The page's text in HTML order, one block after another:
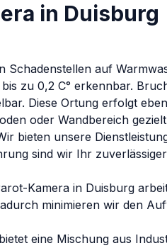
in Duisburg
Schadenstellen auf
zu 0,2 C° erkennbar.
Diese Ortung erfolgt
oder Wandbereich
bieten unsere
sind wir Ihr
Kamera in Duisburg
minimieren wir den
eine Mischung aus